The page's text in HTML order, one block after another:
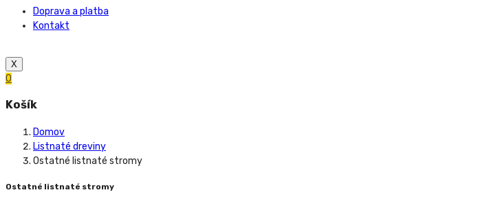
Doprava a platba
Kontakt
X
0
Košík
Domov
Listnaté dreviny
Ostatné listnaté stromy
Ostatné listnaté stromy